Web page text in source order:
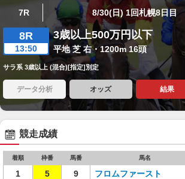
7R 8/30(日) 1回札幌8日目
8R
13:50
3歳以上500万円以下
平地 芝 右・1200m 16頭
サラ系 3歳以上 (混合)[指定]別定
データ分析 オッズ 結果
競走成績
着順 枠番 馬番 馬名
1 5 9 フロムファースト